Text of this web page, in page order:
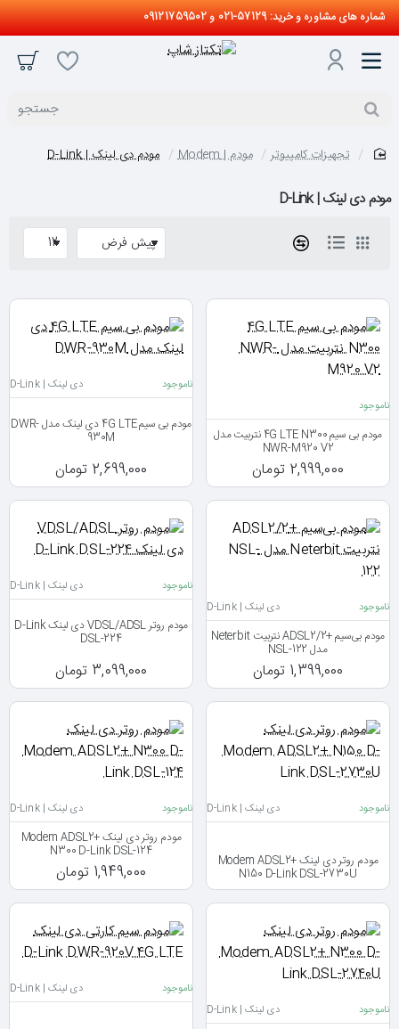
شماره های مشاوره و خرید: 57129-021 و 09121759502
جستجو
تجهیزات کامپیوتر مودم | Modem مودم دی لینک | D-Link
مودم دی لینک | D-Link
ناموجود
مودم بی سیم 4G LTE N300 نتربیت مدل
NWR-M920 V2
2,999,000 تومان
ناموجود دی لینک | D-Link
مودم بی سیم 4G LTE دی لینک مدل DWR-
930M
2,699,000 تومان
ناموجود دی لینک | D-Link
مودم بی‌سیم +ADSL2/2 نتربیت Neterbit
مدل NSL-122
1,399,000 تومان
ناموجود دی لینک | D-Link
مودم روتر VDSL/ADSL دی لینک D-Link
DSL-224
3,099,000 تومان
ناموجود دی لینک | D-Link
مودم روتر دی لینک Modem ADSL2+
N150 D-Link DSL-2730U
ناموجود دی لینک | D-Link
مودم روتر دی لینک Modem ADSL2+
N300 D-Link DSL-124
1,949,000 تومان
ناموجود دی لینک | D-Link
ناموجود دی لینک | D-Link